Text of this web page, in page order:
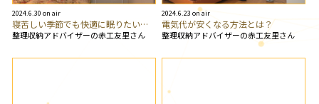
2024.6.30 on air
寝苦しい季節でも快適に眠りたい…
整理収納アドバイザーの赤工友里さん
2024.6.23 on air
電気代が安くなる方法とは？
整理収納アドバイザーの赤工友里さん